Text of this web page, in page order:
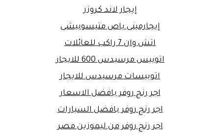
إيجار لاند كروزر
إيجارمينى باص متيسوبيشى
اتش وان 7 راكب للعائلات
اتوبيس مرسيدس 600 للايجار
اتوبيسات مرسيدس للايجار
اجر رنج روفر بافضل الاسعار
اجر رنج روفر بافضل السيارات
اجر رنج روفر من ليموزين مصر